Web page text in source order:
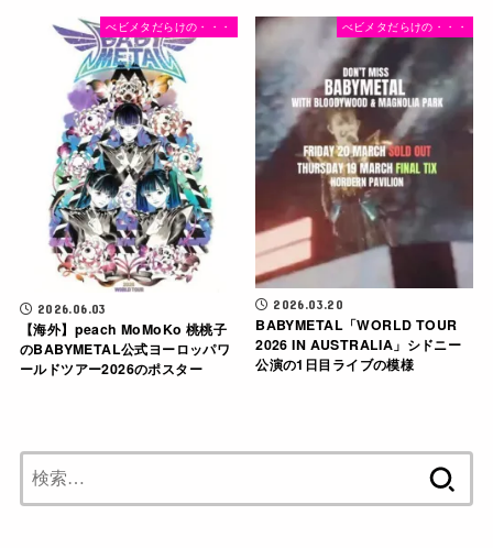
べビメタだらけの・・・
2026.06.03
【海外】peach MoMoKo 桃桃子
のBABYMETAL公式ヨーロッパワ
ールドツアー2026のポスター
べビメタだらけの・・・
2026.03.20
BABYMETAL「WORLD TOUR
2026 IN AUSTRALIA」シドニー
公演の1日目ライブの模様
索: